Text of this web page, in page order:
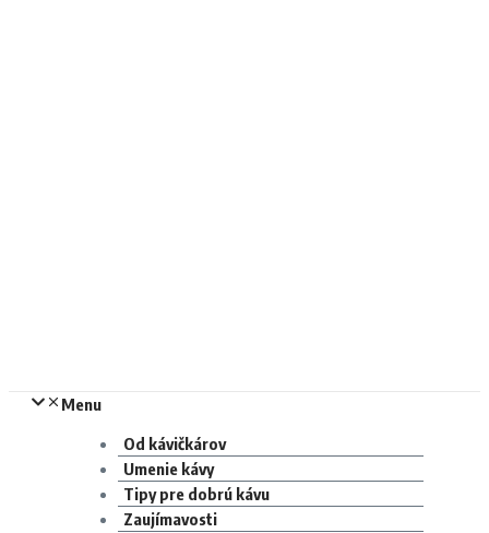
Menu
Od kávičkárov
Umenie kávy
Tipy pre dobrú kávu
Zaujímavosti